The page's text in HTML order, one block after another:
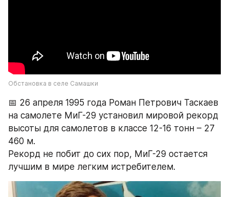
Обстановка в селе Самашки
📅 26 апреля 1995 года Роман Петрович Таскаев
на самолете МиГ-29 установил мировой рекорд
высоты для самолетов в классе 12-16 тонн – 27
460 м.
Рекорд не побит до сих пор, МиГ-29 остается
лучшим в мире легким истребителем.